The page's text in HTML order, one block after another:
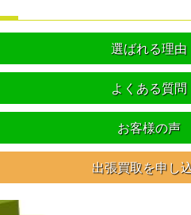
選ばれる理由
よくある質問
お客様の声
出張買取を申し